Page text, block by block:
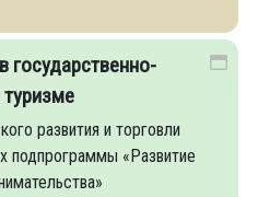
государственно-
туризме
развития и торговли
подпрограммы «Развитие